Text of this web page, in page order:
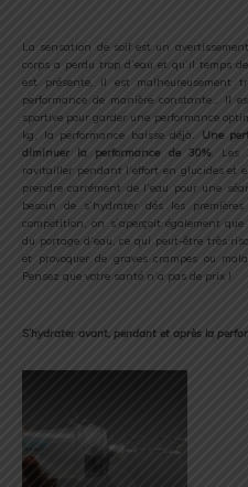
La sensation de soif est un
corps a perdu trop d’eau et qu’il temps
est présente, il est malheureusement
performance de manière constante… Il
sportive pour garder une performance
kg, la performance baisse déjà.
Une
diminuer la performance de 30%. Les
ravitailler pendant l’effort en glucides et
prendre carrément de l’eau pour une
besoin de s’hydrater dés les
compétition, on s’aperçoit également
du portage d’eau, ce qui peut-être très
et provoquer de graves crampes ou
Pensez que votre santé n’a pas de prix !
S’hydrater avant, pendant et après la